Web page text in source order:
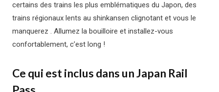
certains des trains les plus emblématiques du Japon, des
trains régionaux lents au shinkansen clignotant et vous le
manquerez . Allumez la bouilloire et installez-vous
confortablement, c’est long !
Ce qui est inclus dans un Japan Rail